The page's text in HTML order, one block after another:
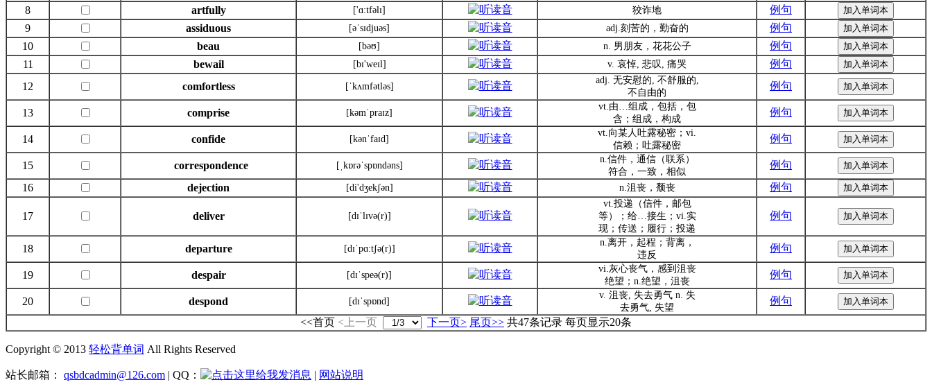
8
artfully ['ɑ:tfəlɪ] 狡诈地
例句
9
assiduous [əˈsɪdjuəs] adj.刻苦的，勤奋的
例句
10
beau [bəʊ] n. 男朋友，花花公子
例句
11
bewail [bɪ'weɪl] v. 哀悼, 悲叹, 痛哭
例句
12
comfortless [ˈkʌmfətləs]
adj. 无安慰的, 不舒服的,
不自由的
例句
13 comprise [kəmˈpraɪz]
vt.由…组成，包括，包
含；组成，构成
例句
14 confide [kənˈfaɪd]
vt.向某人吐露秘密；vi.
信赖；吐露秘密
例句
15 correspondence [ˌkɒrəˈspɒndəns]
n.信件，通信（联系）
符合，一致，相似
例句
16
dejection [di'dʒekʃən] n.沮丧，颓丧 例句
17 deliver [dɪˈlɪvə(r)]
vt.投递（信件，邮包
等）；给…接生；vi.实
现；传送；履行；投递
例句
18 departure [dɪˈpɑ:tʃə(r)]
n.离开，起程；背离，
违反
例句
19 despair [dɪˈspeə(r)]
vi.灰心丧气，感到沮丧
绝望；n.绝望，沮丧
例句
20 despond [dɪˈspɒnd]
v. 沮丧, 失去勇气 n. 失
去勇气, 失望
例句
<<首页 <上一页 下一页> 尾页>> 共47条记录 每页显示20条
Copyright © 2013 轻松背单词 All Rights Reserved
站长邮箱： qsbdcadmin@126.com | QQ： | 网站说明